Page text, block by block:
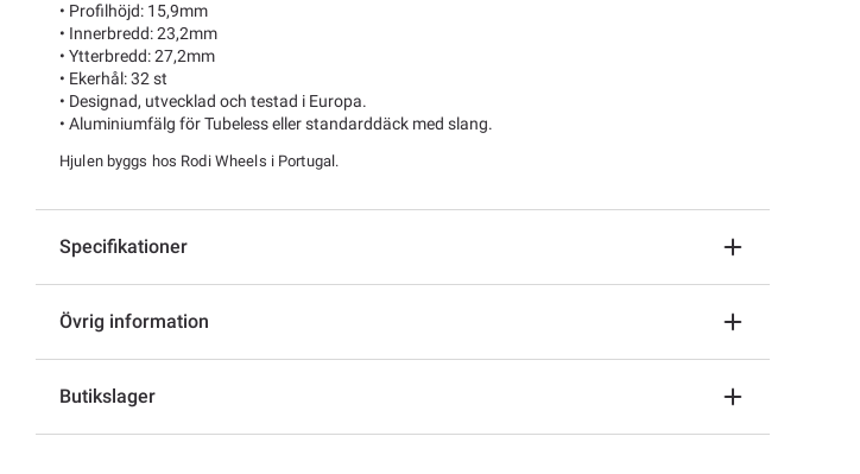
• Profilhöjd: 15,9mm
• Innerbredd: 23,2mm
• Ytterbredd: 27,2mm
• Ekerhål: 32 st
• Designad, utvecklad och testad i Europa.
• Aluminiumfälg för Tubeless eller standarddäck med slang.
Hjulen byggs hos Rodi Wheels i Portugal.
Specifikationer
Övrig information
Butikslager